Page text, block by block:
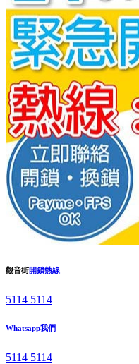
觀音街開鎖熱線
5114 5114
Whatsapp我們
5114 5114